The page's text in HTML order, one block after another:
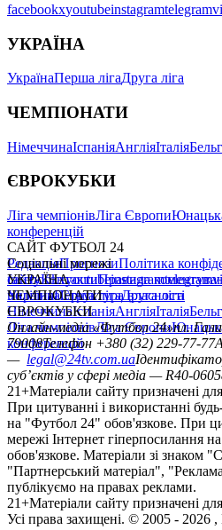
facebookxyoutubeinstagramtelegram
УКРАЇНА
УкраїнаПерша лігаДруга ліга
ЧЕМПІОНАТИ
НімеччинаІспаніяАнгліяІталія
ЄВРОКУБКИ
Ліга чемпіонівЛіга Європи
конференцій
САЙТ ФУТБОЛ 24
РедакціяПрогнозиПолітика
сайтуКонтактиПравила
політикаСтруктура власності
Соціальні мережі
facebookxyoutubeinstagramtelegram
УКРАЇНА
УкраїнаПерша лігаДруга ліга
ЧЕМПІОНАТИ
НімеччинаІспаніяАнгліяІталія
ЄВРОКУБКИ
Ліга чемпіонівЛіга Європи
конференцій
Онлайн-медіа «Футбол 24»пл.
79008Телефон +380 (32) 229-77-77
— legal@24tv.com.ua
суб’єктів у сфері медіа — R40-
21+Матеріали сайту призначені
При цитуванні і використанні
на "Футбол 24" обов'язкове. При
мережі Інтернет гіперпосилання
обов'язкове. Матеріали зі знаком
"Партнерський матеріал",
публікуємо на правах реклами.
21+Матеріали сайту призначені
Усi права захищенi. © 2005 - 2026 ,